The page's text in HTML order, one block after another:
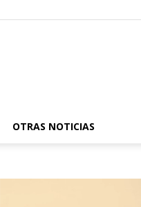
OTRAS NOTICIAS